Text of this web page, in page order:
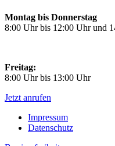
Montag bis Donnerstag
8:00 Uhr bis 12:00 Uhr und
Freitag:
8:00 Uhr bis 13:00 Uhr
Jetzt anrufen
Impressum
Datenschutz